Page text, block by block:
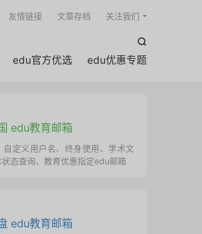

edu官方优选 edu优惠专题
友情链接 文章存档 关注我们
edu教育邮箱
自定义用户名、终身使用、学术文
态查询、教育优惠指定edu邮箱
edu教育邮箱